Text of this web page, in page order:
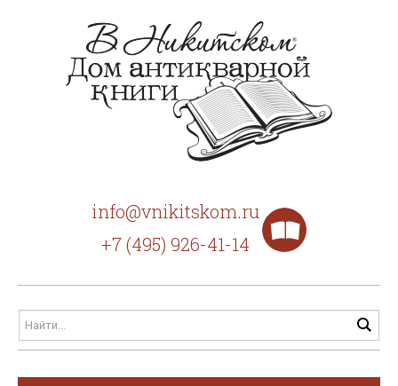
info@vnikitskom.ru
+7 (495) 926-41-14